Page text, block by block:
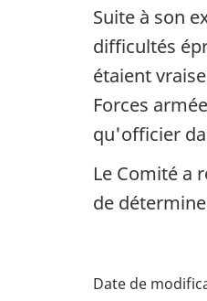
Suite à son
difficultés
étaient
Forces
qu'officier
Le Comité a
de
D